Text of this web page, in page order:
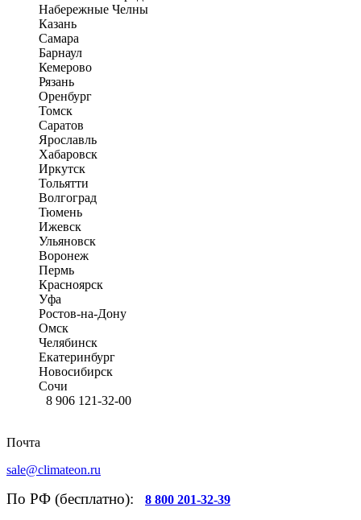
Набережные Челны
Казань
Самара
Барнаул
Кемерово
Рязань
Оренбург
Томск
Саратов
Ярославль
Хабаровск
Иркутск
Тольятти
Волгоград
Тюмень
Ижевск
Ульяновск
Воронеж
Пермь
Красноярск
Уфа
Ростов-на-Дону
Омск
Челябинск
Екатеринбург
Новосибирск
Сочи
8 906 121-32-00
Почта
sale@climateon.ru
По РФ (бесплатно): 8 800 201-32-39